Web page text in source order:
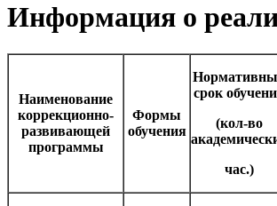
Информация о
Наименование
коррекционно-
развивающей
программы
Формы
обучения
срок
(кол-во
час.)